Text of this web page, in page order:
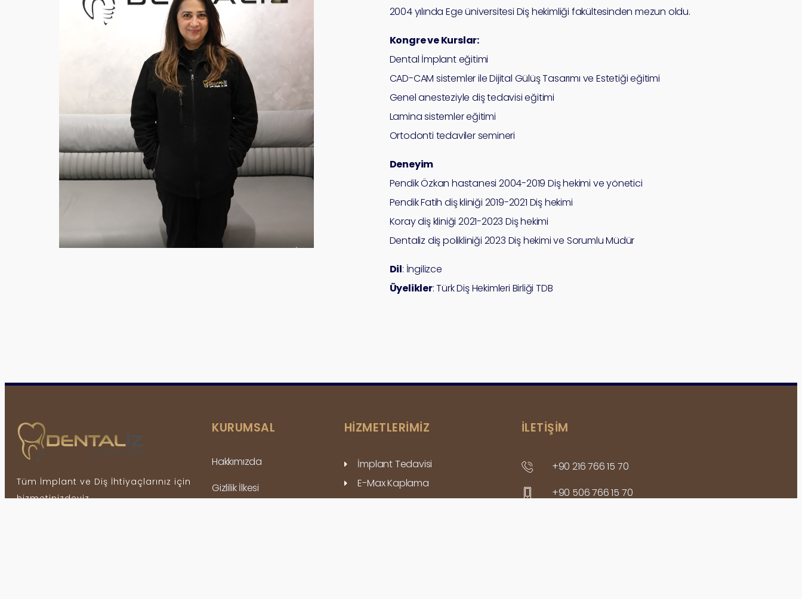
2004 yılında Ege üniversitesi Diş hekimliği fakültesinden mezun oldu.
Kongre ve Kurslar:
Dental İmplant eğitimi
CAD-CAM sistemler ile Dijital Gülüş Tasarımı ve Estetiği eğitimi
Genel anesteziyle diş tedavisi eğitimi
Lamina sistemler eğitimi
Ortodonti tedaviler semineri
Deneyim
Pendik Özkan hastanesi 2004-2019 Diş hekimi ve yönetici
Pendik Fatih diş kliniği 2019-2021 Diş hekimi
Koray diş kliniği 2021-2023 Diş hekimi
Dentaliz diş polikliniği 2023 Diş hekimi ve Sorumlu Müdür
Dil: İngilizce
Üyelikler: Türk Diş Hekimleri Birliği TDB
Tüm İmplant ve Diş İhtiyaçlarınız için
hizmetinizdeyiz.
KURUMSAL
Hakkımızda
Gizlilik İlkesi
HİZMETLERİMİZ
İmplant Tedavisi
E-Max Kaplama
Protez Diş Tedavisi
İLETİŞİM
+90 216 766 15 70
+90 506 766 15 70